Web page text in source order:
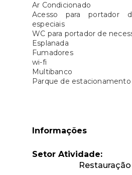
​Ar Condicionado
Acesso para portador
especiais
WC para portador de
Esplanada
Fumadores
wi-fi
Multibanco
Parque de estacionamento
Informações
Setor Atividade: